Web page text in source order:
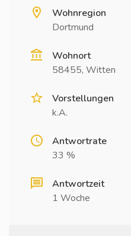
Wohnregion
Dortmund
Wohnort
58455, Witten
Vorstellungen
k.A.
Antwortrate
33 %
Antwortzeit
1 Woche